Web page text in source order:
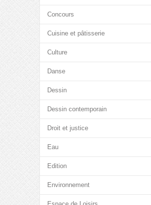
Concours
Cuisine et pâtisserie
Culture
Danse
Dessin
Dessin contemporain
Droit et justice
Eau
Edition
Environnement